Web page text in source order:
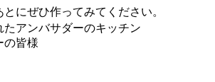
にぜひ作ってみてください。
たアンバサダーのキッチン
の皆様